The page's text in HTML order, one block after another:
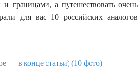
границами, а путешествовать очень
для вас 10 российских аналогов